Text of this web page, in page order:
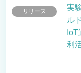
障害・
リリース
実
ル
利